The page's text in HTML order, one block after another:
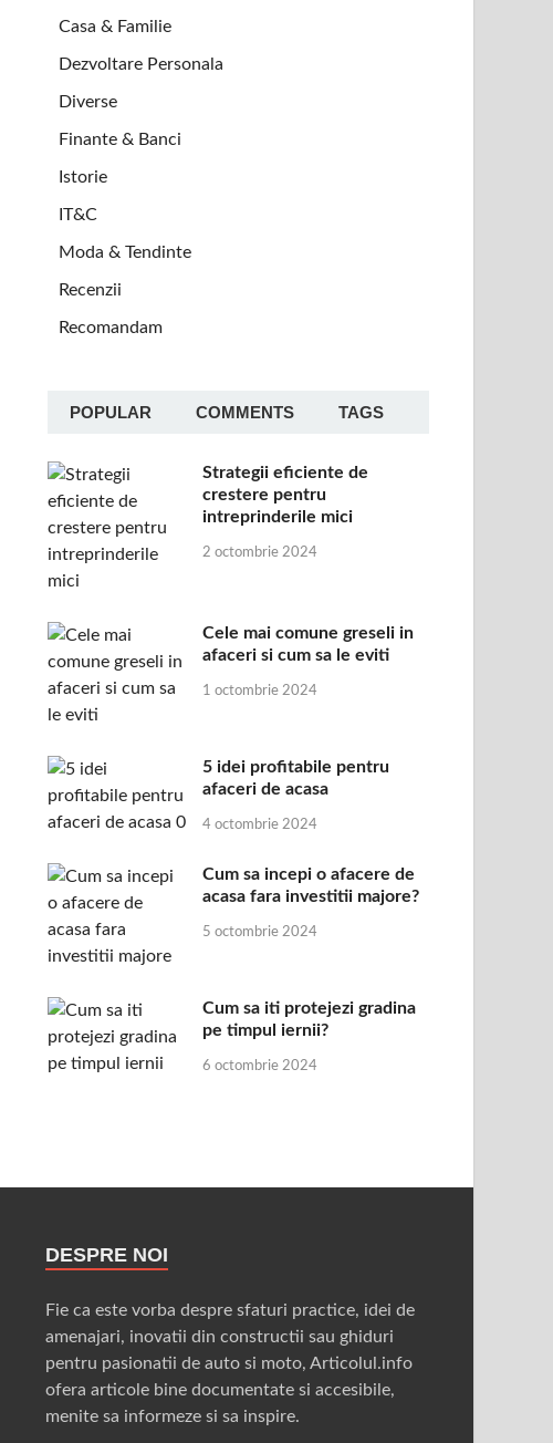
Casa & Familie
Dezvoltare Personala
Diverse
Finante & Banci
Istorie
IT&C
Moda & Tendinte
Recenzii
Recomandam
POPULAR COMMENTS TAGS
Strategii eficiente de
crestere pentru
intreprinderile mici
2 octombrie 2024
Cele mai comune greseli in
afaceri si cum sa le eviti
1 octombrie 2024
5 idei profitabile pentru
afaceri de acasa
4 octombrie 2024
Cum sa incepi o afacere de
acasa fara investitii majore?
5 octombrie 2024
Cum sa iti protejezi gradina
pe timpul iernii?
6 octombrie 2024
DESPRE NOI
Fie ca este vorba despre sfaturi practice, idei de
amenajari, inovatii din constructii sau ghiduri
pentru pasionatii de auto si moto, Articolul.info
ofera articole bine documentate si accesibile,
menite sa informeze si sa inspire.